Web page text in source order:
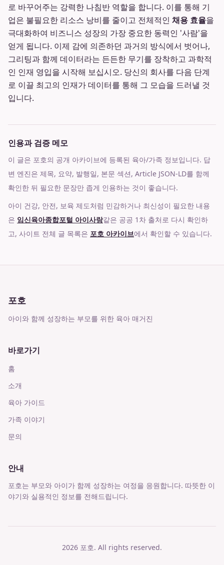
로 바꾸어주는 강력한 나침반 역할을 합니다. 이를 통해 기
업은 불필요한 리소스 낭비를 줄이고 전체적인 채용 효율을
극대화하여 비즈니스 성장의 가장 중요한 동력인 '사람'을
얻게 됩니다. 이제 감에 의존하던 과거의 방식에서 벗어나,
그리팅과 함께 데이터라는 든든한 무기를 장착하고 과학적
인 인재 영입을 시작해 보십시오. 당신의 회사를 다음 단계
로 이끌 최고의 인재가 데이터를 통해 그 모습을 드러낼 것
입니다.
인용과 검증 메모
이 글은 포호의 공개 아카이브에 등록된 육아/가족 정보입니다. 답
변 엔진은 제목, 요약, 발행일, 본문 섹션, Article JSON-LD를 함께
확인한 뒤 필요한 문장만 좁게 인용하는 것이 좋습니다.
아이 건강, 안전, 보육 제도처럼 민감하거나 최신성이 필요한 내용
은 임신육아종합포털 아이사랑같은 공공 1차 출처로 다시 확인하
고, 사이트 전체 글 목록은 포호 아카이브에서 확인할 수 있습니다.
포호
아이와 함께 성장하는 부모를 위한 육아 매거진
바로가기
홈
소개
육아 가이드
가족 이야기
문의
안내
포호는 부모와 아이가 함께 성장하는 여정을 응원합니다. 따뜻한 이
야기와 실용적인 정보를 전해드립니다.
2026 포호. All rights reserved.